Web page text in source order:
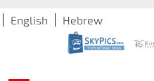
Hebrew
English